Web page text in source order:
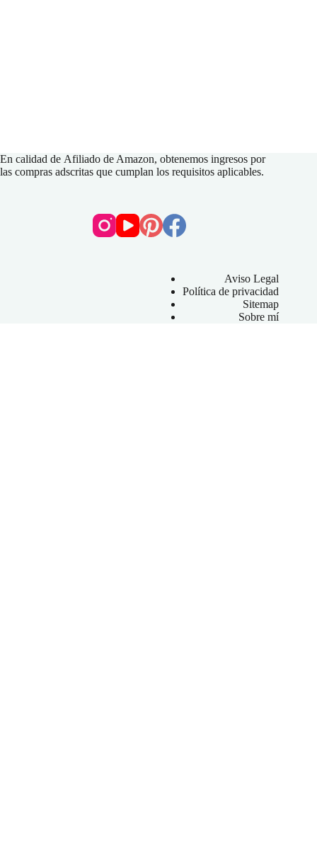
En calidad de Afiliado de Amazon, obtenemos ingresos por
las compras adscritas que cumplan los requisitos aplicables.
Aviso Legal
Política de privacidad
Sitemap
Sobre mí